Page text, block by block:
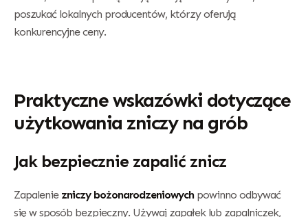
poszukać lokalnych producentów, którzy oferują
konkurencyjne ceny.
Praktyczne wskazówki dotyczące
użytkowania zniczy na grób
Jak bezpiecznie zapalić znicz
Zapalenie zniczy bożonarodzeniowychpowinno odbywać
się w sposób bezpieczny. Używaj zapałek lub zapalniczek,